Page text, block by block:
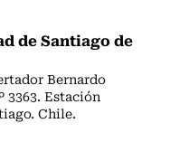
de Santiago de
Bernardo
3363. Estación
Chile.